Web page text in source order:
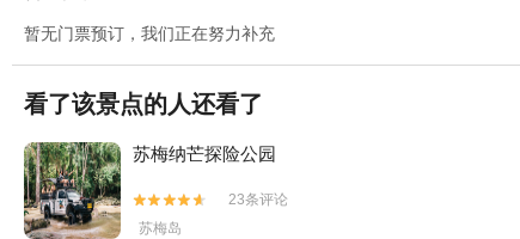
暂无门票预订，我们正在努力补充
看了该景点的人还看了
苏梅纳芒探险公园


23条评论
苏梅岛